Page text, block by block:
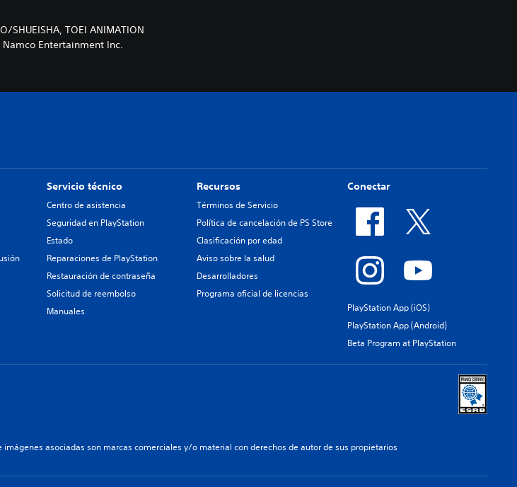
SHUEISHA, TOEI ANIMATION
Entertainment Inc.
Servicio técnico
Centro de asistencia
Seguridad en PlayStation
Estado
Reparaciones de PlayStation
Restauración de contraseña
Solicitud de reembolso
Manuales
Recursos
Términos de Servicio
Política de cancelación de PS Store
Clasificación por edad
Aviso sobre la salud
Desarrolladores
Programa oficial de licencias
Conectar
PlayStation App (iOS)
PlayStation App (Android)
Beta Program at PlayStation
asociadas son marcas comerciales y/o material con derechos de autor de sus propietarios